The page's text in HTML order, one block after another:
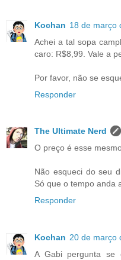
Kochan 18 de março
Achei a tal sopa
caro: R$8,99. Vale a
Por favor, não se
Responder
The Ultimate Nerd
O preço é esse
Não esqueci do seu
Só que o tempo anda
Responder
Kochan 20 de março
A Gabi pergunta